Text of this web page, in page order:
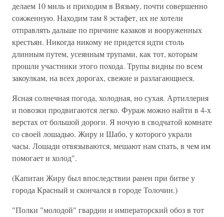
делаем 10 миль и приходим в Вязьму, почти совершенно
сожженную. Находим там 8 эстафет, их не хотели
отправлять дальше по причине казаков и вооруженных
крестьян. Никогда никому не придется идти столь
длинным путем, усеянным трупами, как тот, которым
прошли участники этого похода. Трупы видны по всем
закоулкам, на всех дорогах, свежие и разлагающиеся.
Ясная солнечная погода, холодная, но сухая. Артиллерия
и повозки продвигаются легко. Фураж можно найти в 4-х
верстах от большой дороги. Я ночую в сводчатой комнате
со своей лошадью. Жиру и Шабо, у которого украли
часы. Лошади отвязываются, мешают нам спать, в чем им
помогает и холод".
(Капитан Жиру был впоследствии ранен при битве у
города Красный и скончался в городе Толочин.)
"Полки "молодой" гвардии и императорский обоз в тот